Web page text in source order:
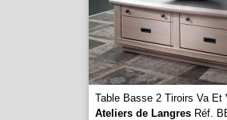
Table Basse 2 Tiroirs Va Et
Ateliers de LangresRéf.